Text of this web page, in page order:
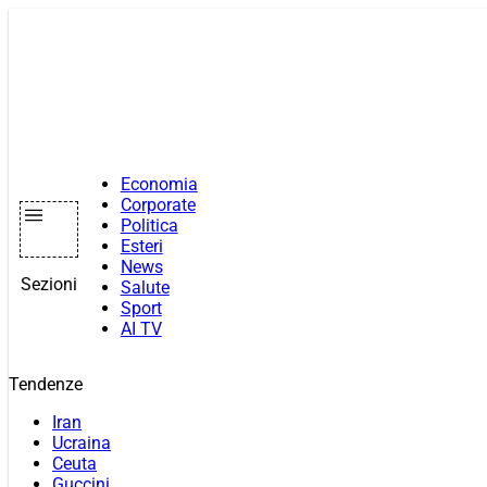
Sezioni
Economia
Corporate
Politica
Esteri
News
Salute
Sport
AI TV
Tendenze
Iran
Ucraina
Ceuta